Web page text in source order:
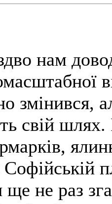
нам
змінився,
свій шлях.
Софійській
не раз